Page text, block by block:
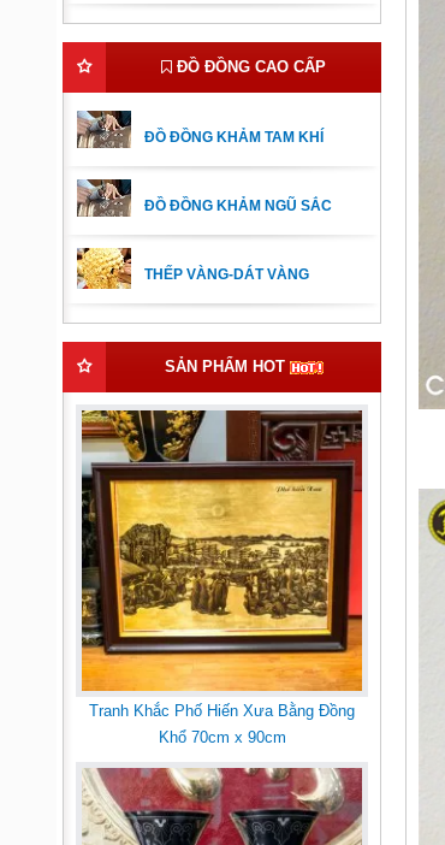
ĐỒ ĐỒNG CAO CẤP
ĐỒ ĐỒNG KHẢM TAM KHÍ
ĐỒ ĐỒNG KHẢM NGŨ SẮC
THẾP VÀNG-DÁT VÀNG
SẢN PHẨM HOT
Tranh Khắc Phố Hiến Xưa Bằng Đồng
Khổ 70cm x 90cm